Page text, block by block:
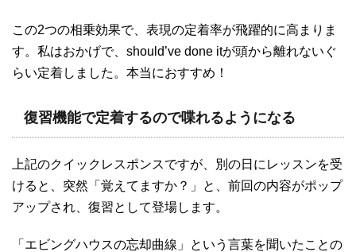
この2つの相乗効果で、表現の定着率が飛躍的に高まりま
す。私はおかげで、should’ve done itが頭から離れないぐ
らい定着しました。本当におすすめ！
復習機能で定着するので喋れるようになる
上記のクイックレスポンスですが、別の日にレッスンを受
けると、突然「覚えてますか？」と、前回の内容がポップ
アップされ、復習として登場します。
「エビングハウスの忘却曲線」という言葉を聞いたことの